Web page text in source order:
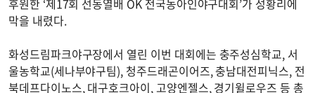
후원한 ‘제17회 선동열배 OK 전국농아인야구대회’가 성황리에
막을 내렸다.
화성드림파크야구장에서 열린 이번 대회에는 충주성심학교, 서
울농학교(세나부야구팀), 청주드래곤이어즈, 충남대전피닉스, 전
북데프다이노스, 대구호크아이, 고양엔젤스, 경기윌로우즈 등 총